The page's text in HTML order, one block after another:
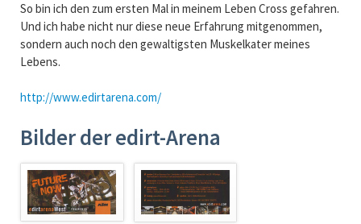
So bin ich den zum ersten Mal in meinem Leben Cross gefahren.
Und ich habe nicht nur diese neue Erfahrung mitgenommen,
sondern auch noch den gewaltigsten Muskelkater meines
Lebens.
http://www.edirtarena.com/
Bilder der edirt-Arena